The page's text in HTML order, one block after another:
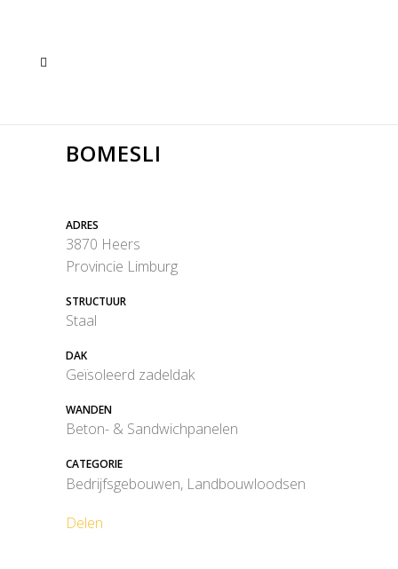
BOMESLI
ADRES
3870 Heers
Provincie Limburg
STRUCTUUR
Staal
DAK
Geïsoleerd zadeldak
WANDEN
Beton- & Sandwichpanelen
CATEGORIE
Bedrijfsgebouwen, Landbouwloodsen
Delen